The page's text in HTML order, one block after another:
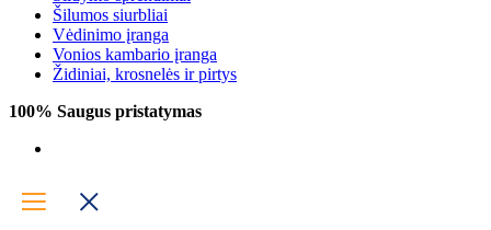
Šilumos siurbliai
Vėdinimo įranga
Vonios kambario įranga
Židiniai, krosnelės ir pirtys
100% Saugus pristatymas